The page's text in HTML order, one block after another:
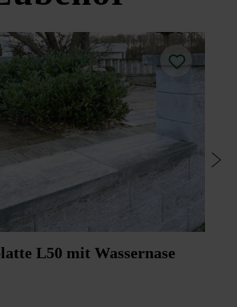
Bauweise können Außen- und
Zäunen und Mauern farblich
werden.
Zaunstein steht die Abdeckplatte
Verfügung und für den silbergrau-
die Abdeckplatte in Platin mittel
in Platin-schattiert und Silbergrau-
zu erleichtern, empfehlen Friedl
Imprägnierung mittels
(Mitlieferung gegen Aufpreis möglich).
L50 mit Wassernase